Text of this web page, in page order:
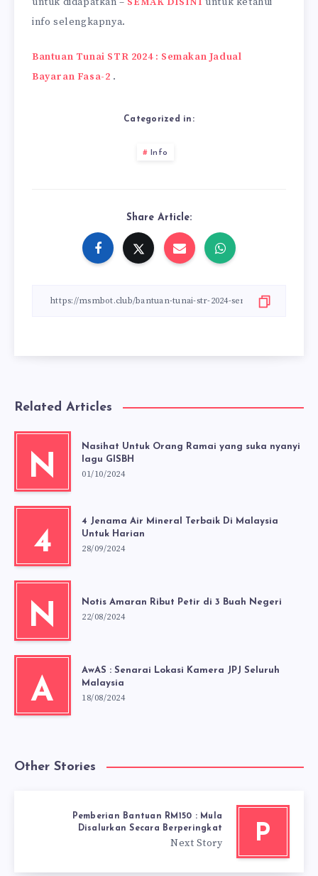
info selengkapnya.
Bantuan Tunai STR 2024 : Semakan Jadual
Bayaran Fasa-2 .
Categorized in:
Info
Share Article:
Related Articles
N
Nasihat Untuk Orang Ramai yang suka nyanyi
lagu GISBH
01/10/2024
4
4 Jenama Air Mineral Terbaik Di Malaysia
Untuk Harian
28/09/2024
N Notis Amaran Ribut Petir di 3 Buah Negeri
22/08/2024
A
AwAS : Senarai Lokasi Kamera JPJ Seluruh
Malaysia
18/08/2024
Other Stories
P
Pemberian Bantuan RM150 : Mula
Disalurkan Secara Berperingkat
Next Story